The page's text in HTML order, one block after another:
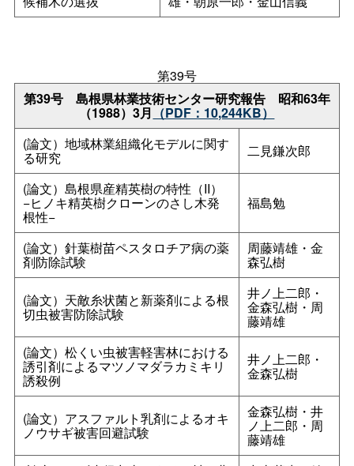
第39号
第39号 島根県林業技術センター研究報告 昭和63年
（1988）3月 （PDF：10,244KB）
(論文）地域林業組織化モデルに関す
る研究 二見鎌次郎
(論文）島根県産精英樹の特性（II）
−ヒノキ精英樹クローンのさし木発
根性−
福島勉
(論文）針葉樹苗ペスタロチア病の薬
剤防除試験
周藤靖雄・金
森弘樹
(論文）天敵糸状菌と新薬剤による根
切虫被害防除試験
井ノ上二郎・
金森弘樹・周
藤靖雄
(論文）松くい虫被害軽害林における
誘引剤によるマツノマダラカミキリ
誘殺例
井ノ上二郎・
金森弘樹
(論文）アスファルト乳剤によるオキ
ノウサギ被害回避試験
金森弘樹・井
ノ上二郎・周
藤靖雄